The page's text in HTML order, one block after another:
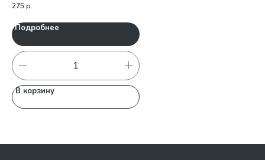
275 р.
Подробнее
В корзину